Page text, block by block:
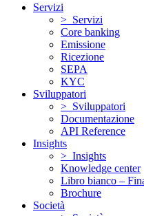
Servizi
> Servizi
Core banking
Emissione
Ricezione
SEPA
KYC
Sviluppatori
> Sviluppatori
Documentazione
API Reference
Insights
> Insights
Knowledge center
Libro bianco –
Brochure
Società